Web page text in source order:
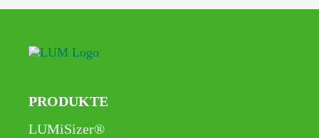
PRODUKTE
Navigation
LUMiSizer®